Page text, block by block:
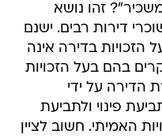
זהו נושא
דירות רבים. ישנם
בדירה אינה
בהם בעל הזכויות
הדירה על ידי
פינוי ולתביעת
האמיתי. חשוב לציין